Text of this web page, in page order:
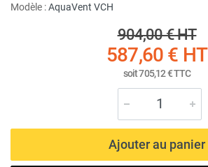
Modèle :AquaVent VCH
904,00 €HT
587,60 € HT
soit705,12 €TTC
Ajouter au panier